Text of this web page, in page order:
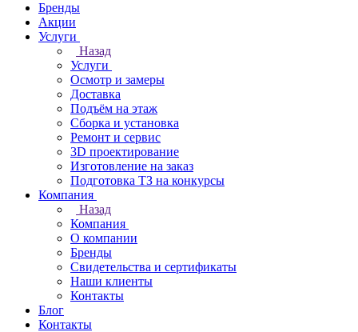
Бренды
Акции
Услуги
Назад
Услуги
Осмотр и замеры
Доставка
Подъём на этаж
Сборка и установка
Ремонт и сервис
3D проектирование
Изготовление на заказ
Подготовка ТЗ на конкурсы
Компания
Назад
Компания
О компании
Бренды
Свидетельства и сертификаты
Наши клиенты
Контакты
Блог
Контакты